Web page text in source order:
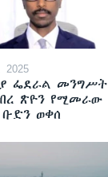
ፌደራል መንግሥት
ጽዮን የሚመራው
ወቀሰ